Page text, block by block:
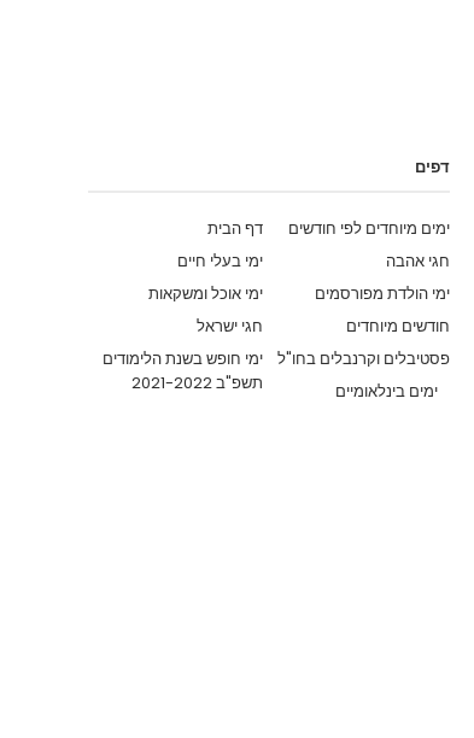
דפים
דף הבית
ימים מיוחדים לפי חודשים
ימי בעלי חיים
חגי אהבה
ימי אוכל ומשקאות
ימי הולדת מפורסמים
חגי ישראל
חודשים מיוחדים
ימי חופש בשנת הלימודים
תשפ"ב 2021-2022
פסטיבלים וקרנבלים בחו"ל
ימים בינלאומיים